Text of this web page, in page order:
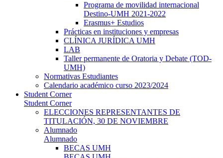
Programa de movilidad internacional
Destino-UMH 2021-2022
Erasmus+ Estudios
Prácticas en instituciones y empresas
CLÍNICA JURÍDICA UMH
LAB
Taller permanente de Oratoria y Debate (TOD-
UMH)
Normativas Estudiantes
Calendario académico curso 2023/2024
Student Corner
Student Corner
ELECCIONES REPRESENTANTES DE
TITULACIÓN, 30 DE NOVIEMBRE
Alumnado
Alumnado
BECAS UMH